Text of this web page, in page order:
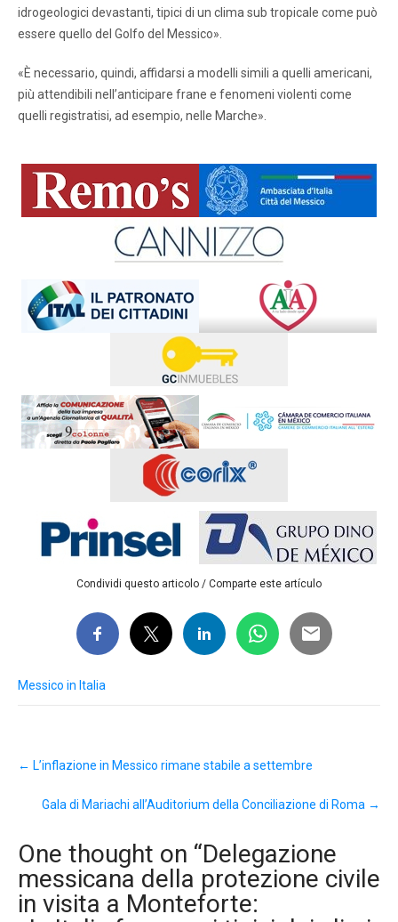
idrogeologici devastanti, tipici di un clima sub tropicale come può
essere quello del Golfo del Messico».
«È necessario, quindi, affidarsi a modelli simili a quelli americani,
più attendibili nell’anticipare frane e fenomeni violenti come
quelli registratisi, ad esempio, nelle Marche».
Condividi questo articolo / Comparte este artículo
Messico in Italia
navigation
← L’inflazione in Messico rimane stabile a settembre
Gala di Mariachi all’Auditorium della Conciliazione di Roma →
One thought on “Delegazione
messicana della protezione civile
in visita a Monteforte: